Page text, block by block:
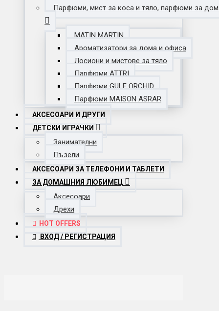
Парфюми, мист за коса и тяло, парфюми за
MATIN MARTIN
Ароматизатори за дома и офиса
Лосиони и мистове за тяло
Парфюми ATTRI
Парфюми GULF ORCHID
Парфюми MAISON ASRAR
АКСЕСОАРИ И ДРУГИ
ДЕТСКИ ИГРАЧКИ
Занимателни
Пъзели
АКСЕСОАРИ ЗА ТЕЛЕФОНИ И ТАБЛЕТИ
ЗА ДОМАШНИЯ ЛЮБИМЕЦ
Аксесоари
Дрехи
HOT OFFERS
ВХОД / РЕГИСТРАЦИЯ